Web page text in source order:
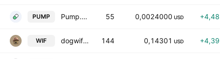
PUMP Pump.fun 55 0,0024000 USD
WIF dogwifhat 144 0,14301 USD